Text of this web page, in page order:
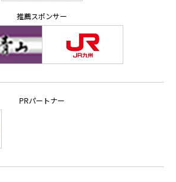
推薦スポンサー
PRパートナー